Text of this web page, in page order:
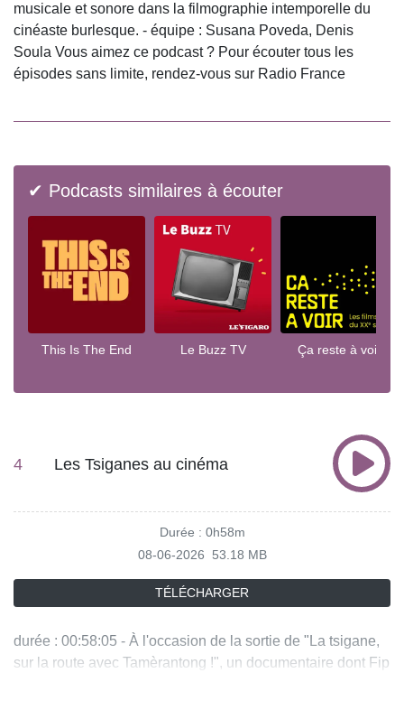
musicale et sonore dans la filmographie intemporelle du
cinéaste burlesque. - équipe : Susana Poveda, Denis
Soula Vous aimez ce podcast ? Pour écouter tous les
épisodes sans limite, rendez-vous sur Radio France
✔ Podcasts similaires à écouter
This Is The End Le Buzz TV Ça reste à voir
4 Les Tsiganes au cinéma
Durée : 0h58m
08-06-2026
53.18 MB
TÉLÉCHARGER
durée : 00:58:05 - À l'occasion de la sortie de "La tsigane,
sur la route avec Tamèrantong !", un documentaire dont Fip